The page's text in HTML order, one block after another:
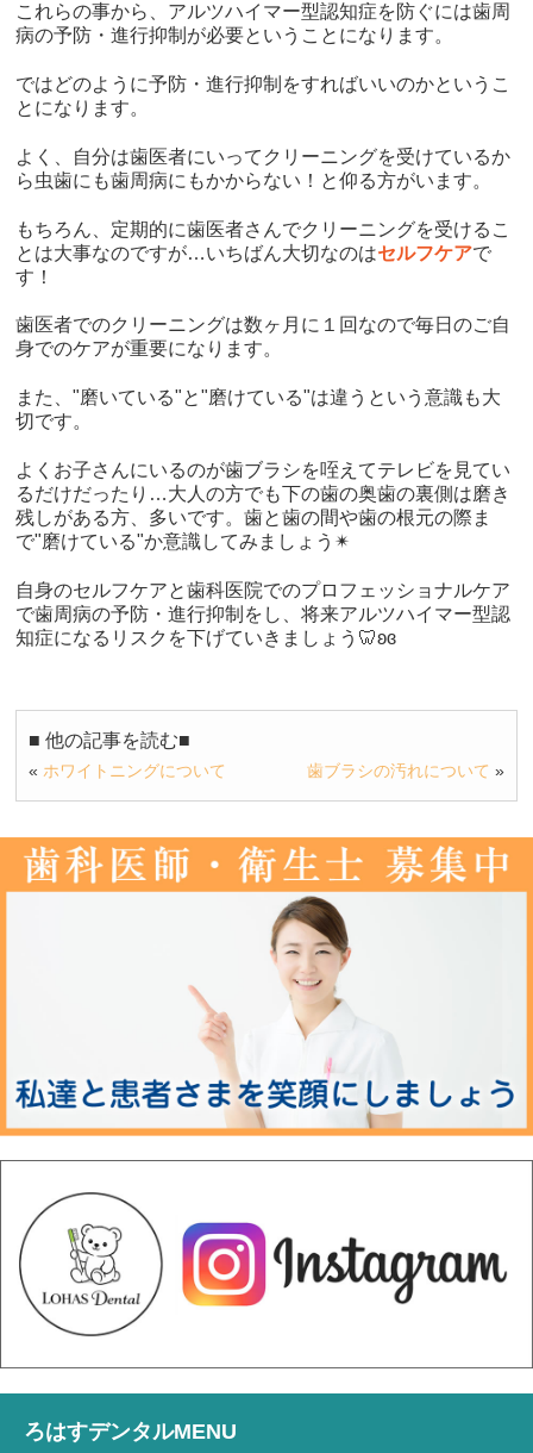
これらの事から、アルツハイマー型認知症を防ぐには歯周
病の予防・進行抑制が必要ということになります。
ではどのように予防・進行抑制をすればいいのかというこ
とになります。
よく、自分は歯医者にいってクリーニングを受けているか
ら虫歯にも歯周病にもかからない！と仰る方がいます。
もちろん、定期的に歯医者さんでクリーニングを受けるこ
とは大事なのですが…いちばん大切なのはセルフケアで
す！
歯医者でのクリーニングは数ヶ月に１回なので毎日のご自
身でのケアが重要になります。
また、"磨いている"と"磨けている"は違うという意識も大
切です。
よくお子さんにいるのが歯ブラシを咥えてテレビを見てい
るだけだったり…大人の方でも下の歯の奥歯の裏側は磨き
残しがある方、多いです。歯と歯の間や歯の根元の際ま
で"磨けている"か意識してみましょう✴︎
自身のセルフケアと歯科医院でのプロフェッショナルケア
で歯周病の予防・進行抑制をし、将来アルツハイマー型認
知症になるリスクを下げていきましょう🦷ʚɞ
■ 他の記事を読む■
« ホワイトニングについて 歯ブラシの汚れについて »
ろはすデンタルMENU